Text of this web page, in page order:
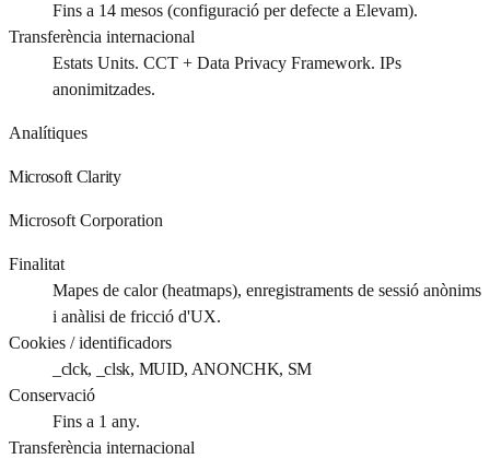
Fins a 14 mesos (configuració per defecte a Elevam).
Transferència internacional
Estats Units. CCT + Data Privacy Framework. IPs
anonimitzades.
Analítiques
Microsoft Clarity
Microsoft Corporation
Finalitat
Mapes de calor (heatmaps), enregistraments de sessió anònims
i anàlisi de fricció d'UX.
Cookies / identificadors
_clck, _clsk, MUID, ANONCHK, SM
Conservació
Fins a 1 any.
Transferència internacional